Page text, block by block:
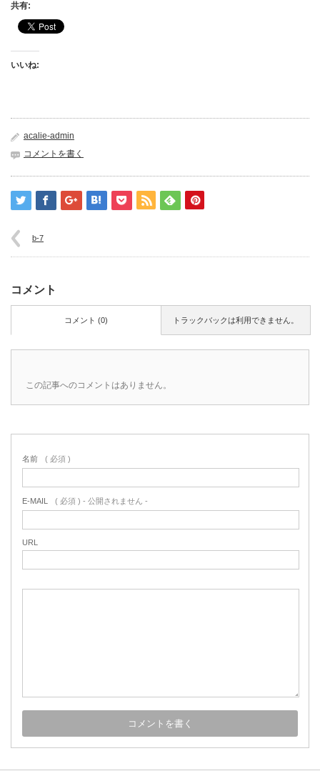
共有:
いいね:
acalie-admin
コメントを書く
b-7
コメント
トラックバックは利用できません。
コメント (0)
この記事へのコメントはありません。
名前 ( 必須 )
E-MAIL ( 必須 ) - 公開されません -
URL